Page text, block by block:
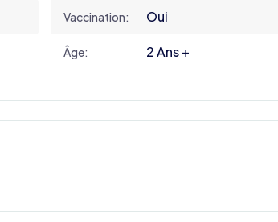
Vaccination: Oui
Âge: 2 Ans +